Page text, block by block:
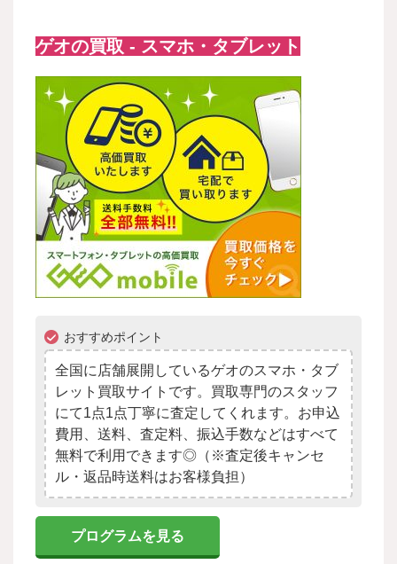
ゲオの買取 - スマホ・タブレット
おすすめポイント
全国に店舗展開しているゲオのスマホ・タブ
レット買取サイトです。買取専門のスタッフ
にて1点1点丁寧に査定してくれます。お申込
費用、送料、査定料、振込手数などはすべて
無料で利用できます◎（※査定後キャンセ
ル・返品時送料はお客様負担）
プログラムを見る